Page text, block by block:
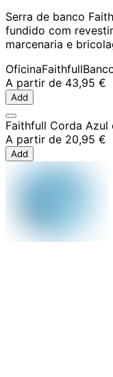
Serra de banco
fundido com
marcenaria e
OficinaFaithfull
A partir de 43,95 €
Add
Faithfull Corda Azul
A partir de 20,95 €
Add